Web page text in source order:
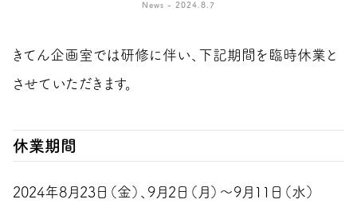
News - 2024.8.7
きてん企画室では研修に伴い、下記期間を臨時休業と
させていただきます。
休業期間
2024年8月23日（金）、9月2日（月）〜9月11日（水）